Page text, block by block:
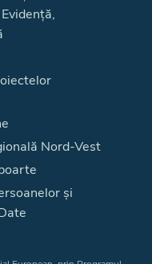
Nord-Vest
și